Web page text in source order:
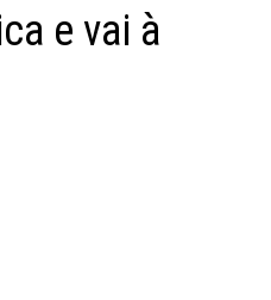
e vai à